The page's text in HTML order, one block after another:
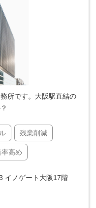
所です。大阪駅直結の
残業削減
率高め
イノゲート大阪17階